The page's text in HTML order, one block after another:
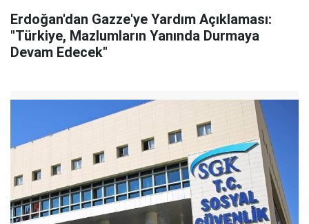
Erdoğan'dan Gazze'ye Yardım Açıklaması:
"Türkiye, Mazlumların Yanında Durmaya
Devam Edecek"